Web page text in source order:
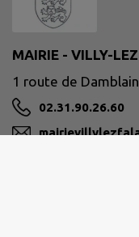
MAIRIE - VILLY-
1 route de
02.31.90.26.60